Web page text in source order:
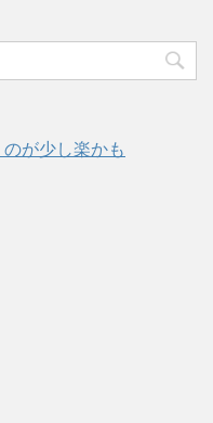
のが少し楽かも